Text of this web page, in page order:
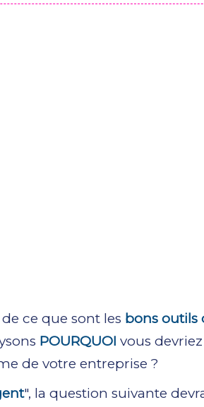
ce que sont les bons outils
POURQUOI vous
de votre entreprise ?
", la question suivante